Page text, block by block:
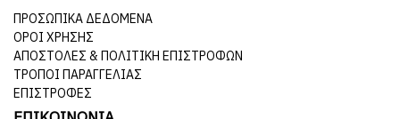
ΠΡΟΣΩΠΙΚΆ ΔΕΔΟΜΈΝΑ
ΌΡΟΙ ΧΡΉΣΗΣ
ΑΠΟΣΤΟΛΈΣ & ΠΟΛΙΤΙΚΉ ΕΠΙΣΤΡΟΦΏΝ
ΤΡΌΠΟΙ ΠΑΡΑΓΓΕΛΊΑΣ
ΕΠΙΣΤΡΟΦΈΣ